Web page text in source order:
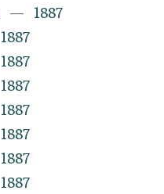
1887
1887
1887
1887
1887
1887
1887
1887